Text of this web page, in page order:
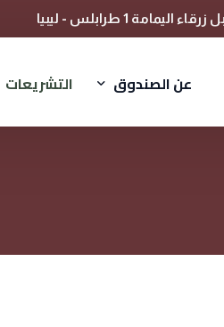
عن الصندوق التشريعات